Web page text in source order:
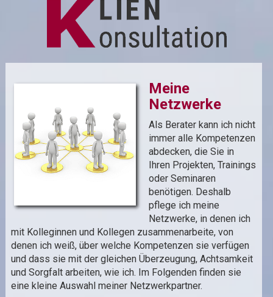
Meine
Netzwerke
Als Berater kann ich nicht
immer alle Kompetenzen
abdecken, die Sie in
Ihren Projekten, Trainings
oder Seminaren
benötigen. Deshalb
pflege ich meine
Netzwerke, in denen ich
mit Kolleginnen und Kollegen zusammenarbeite, von
denen ich weiß, über welche Kompetenzen sie verfügen
und dass sie mit der gleichen Überzeugung, Achtsamkeit
und Sorgfalt arbeiten, wie ich. Im Folgenden finden sie
eine kleine Auswahl meiner Netzwerkpartner.